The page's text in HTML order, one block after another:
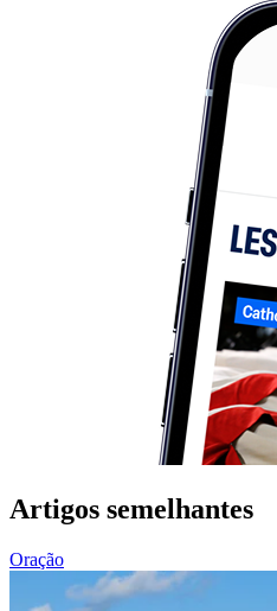
Artigos semelhantes
Oração